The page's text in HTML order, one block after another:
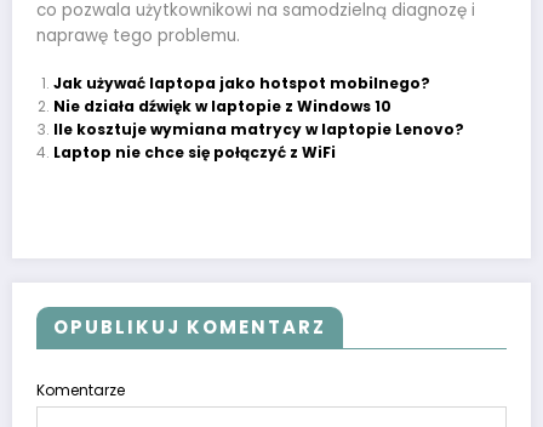
co pozwala użytkownikowi na samodzielną diagnozę i
naprawę tego problemu.
Jak używać laptopa jako hotspot mobilnego?
Nie działa dźwięk w laptopie z Windows 10
Ile kosztuje wymiana matrycy w laptopie Lenovo?
Laptop nie chce się połączyć z WiFi
OPUBLIKUJ KOMENTARZ
Komentarze